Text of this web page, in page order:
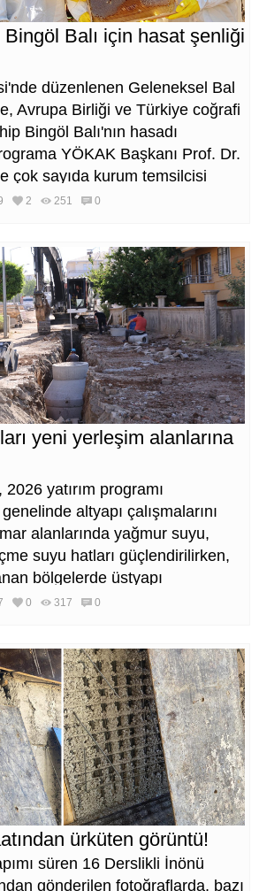
Balı için hasat şenliği
düzenlenen Geleneksel Bal
Avrupa Birliği ve Türkiye coğrafi
Bingöl Balı'nın hasadı
YÖKAK Başkanı Prof. Dr.
çok sayıda kurum temsilcisi
2 251 0
yeni yerleşim alanlarına
yatırım programı
altyapı çalışmalarını
alanlarında yağmur suyu,
suyu hatları güçlendirilirken,
bölgelerde üstyapı
zamanlı yürütülüyor.
0 317 0
ürküten görüntü!
süren 16 Derslikli İnönü
gönderilen fotoğraflarda, bazı